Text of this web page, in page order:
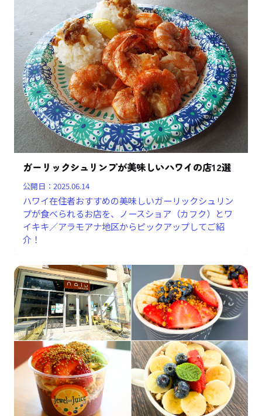
ガーリックシュリンプが美味しいハワイの店12選
公開日：2025.06.14
ハワイ在住者おすすめの美味しいガーリックシュリン
プが食べられるお店を、ノースショア（カフク）とワ
イキキ／アラモアナ地区からピックアップしてご紹
介！